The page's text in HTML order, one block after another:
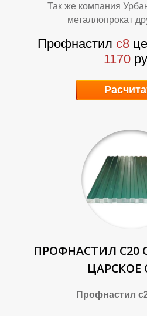
Так же компания
металлопрокат
Профнастил с8
1170
ПРОФНАСТИЛ
ЦАРСКОЕ
Профнастил